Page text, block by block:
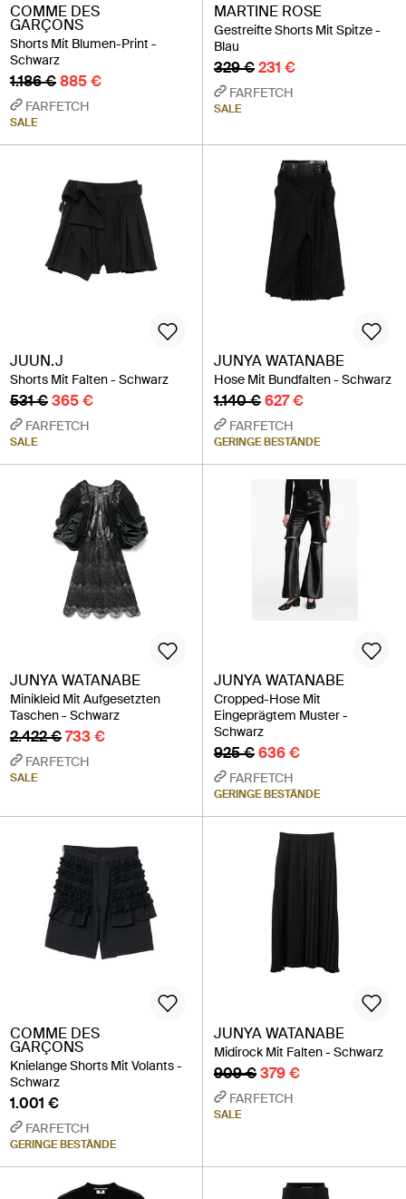
COMME DES
GARÇONS
Shorts Mit Blumen-Print -
Schwarz
1.186 €885 €
FARFETCH
SALE
MARTINE ROSE
Gestreifte Shorts Mit Spitze -
Blau
329 €231 €
FARFETCH
SALE
JUUN.J
Shorts Mit Falten - Schwarz
531 €365 €
FARFETCH
SALE
JUNYA WATANABE
Hose Mit Bundfalten - Schwarz
1.140 €627 €
FARFETCH
GERINGE BESTÄNDE
JUNYA WATANABE
Minikleid Mit Aufgesetzten
Taschen - Schwarz
2.422 €733 €
FARFETCH
SALE
JUNYA WATANABE
Cropped-Hose Mit
Eingeprägtem Muster -
Schwarz
925 €636 €
FARFETCH
GERINGE BESTÄNDE
COMME DES
GARÇONS
Knielange Shorts Mit Volants -
Schwarz
1.001 €
FARFETCH
GERINGE BESTÄNDE
JUNYA WATANABE
Midirock Mit Falten - Schwarz
909 €379 €
FARFETCH
SALE